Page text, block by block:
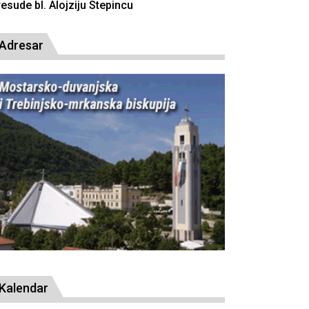
bl. Alojziju Stepincu